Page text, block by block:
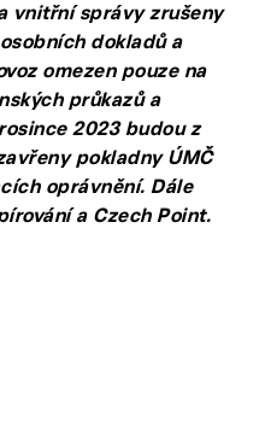
vnitřní správy zrušeny
dokladů a
omezen pouze na
průkazů a
2023 budou z
pokladny ÚMČ
oprávnění. Dále
a Czech Point.